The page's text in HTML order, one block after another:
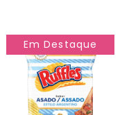
Em Destaque